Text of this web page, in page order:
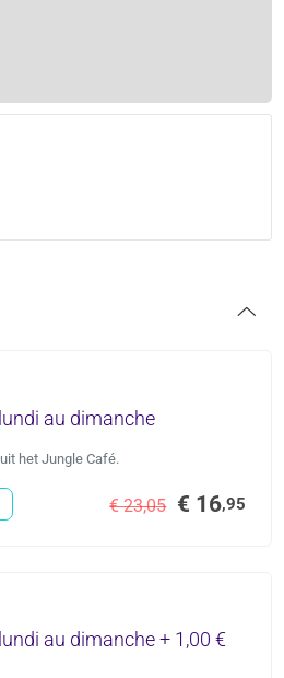
au dimanche
het Jungle Café.
€ 23,05 € 16,95
au dimanche + 1,00 €